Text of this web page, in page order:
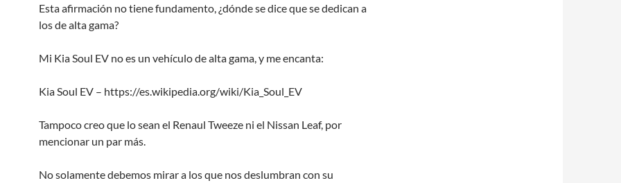
Esta afirmación no tiene fundamento, ¿dónde se dice que se dedican a
los de alta gama?
Mi Kia Soul EV no es un vehículo de alta gama, y me encanta:
Kia Soul EV – https://es.wikipedia.org/wiki/Kia_Soul_EV
Tampoco creo que lo sean el Renaul Tweeze ni el Nissan Leaf, por
mencionar un par más.
No solamente debemos mirar a los que nos deslumbran con su